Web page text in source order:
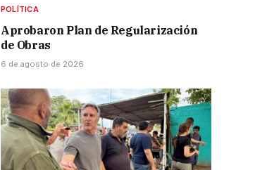
POLÍTICA
Aprobaron Plan de Regularización
de Obras
6 de agosto de 2026